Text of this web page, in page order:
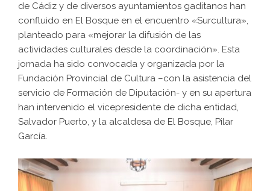
de Cádiz y de diversos ayuntamientos gaditanos han
confluido en El Bosque en el encuentro «Surcultura»,
planteado para «mejorar la difusión de las
actividades culturales desde la coordinación». Esta
jornada ha sido convocada y organizada por la
Fundación Provincial de Cultura –con la asistencia del
servicio de Formación de Diputación- y en su apertura
han intervenido el vicepresidente de dicha entidad,
Salvador Puerto, y la alcaldesa de El Bosque, Pilar
García.